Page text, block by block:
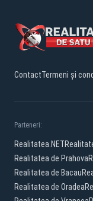
ContactTermeni și
Parteneri:
Realitatea.NET
Realitatea de Prahova
Realitatea de Bacau
Realitatea de Oradea